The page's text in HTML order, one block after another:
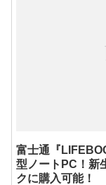
富士通『
型ノートPC！新
クに購入可能！